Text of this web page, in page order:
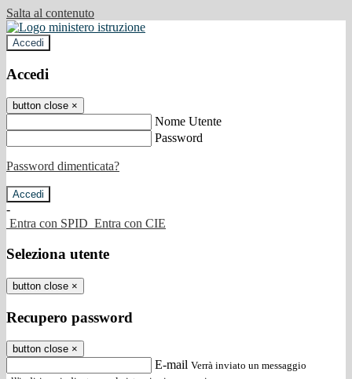
Salta al contenuto
Accedi
Accedi
button close ×
Nome Utente
Password
Password dimenticata?
-
Entra con SPID Entra con CIE
Seleziona utente
button close ×
Recupero password
button close ×
E-mail Verrà inviato un messaggio